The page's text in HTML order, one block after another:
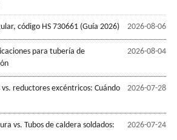
2026-08-06
código HS 730661 (Guía 2026)
2026-08-04
para tubería de
2026-07-28
reductores excéntricos: Cuándo
2026-07-24
vs. Tubos de caldera soldados: